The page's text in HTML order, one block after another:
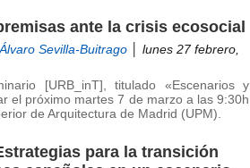
ante la crisis ecosocial
Álvaro Sevilla-Buitrago │ lunes 27 febrero,
[URB_inT], titulado «Escenarios y
el próximo martes 7 de marzo a las 9:30h
de Arquitectura de Madrid (UPM).
para la transición